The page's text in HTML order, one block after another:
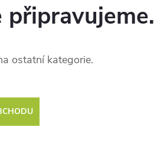
ostatní kategorie.